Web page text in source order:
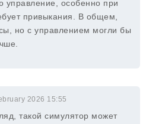
управление, особенно при
привыкания. В общем,
но с управлением могли бы
2026 15:55
такой симулятор может